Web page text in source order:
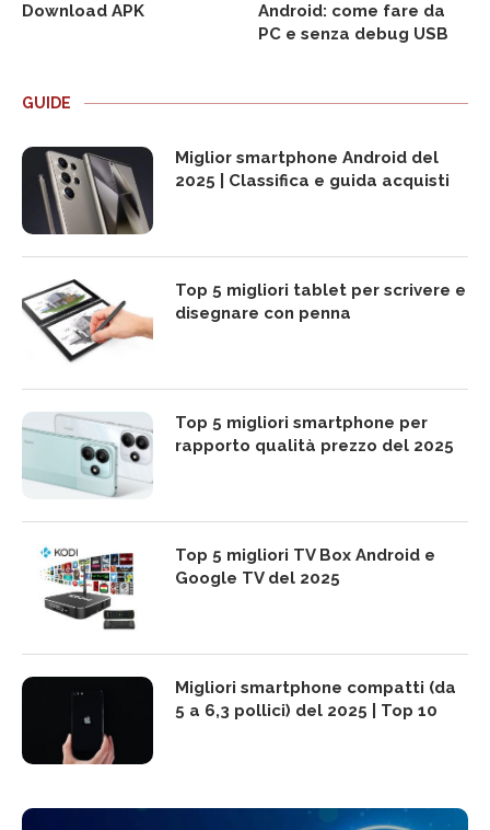
Download APK
Android: come fare da
PC e senza debug USB
GUIDE
Miglior smartphone Android del
2025 | Classifica e guida acquisti
Top 5 migliori tablet per scrivere e
disegnare con penna
Top 5 migliori smartphone per
rapporto qualità prezzo del 2025
Top 5 migliori TV Box Android e
Google TV del 2025
Migliori smartphone compatti (da
5 a 6,3 pollici) del 2025 | Top 10